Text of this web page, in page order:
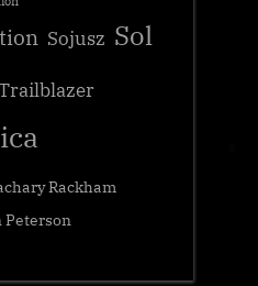
Sojusz Sol
Rackham
Peterson